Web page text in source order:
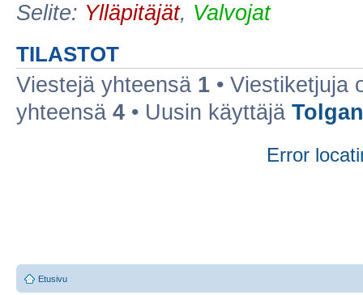
Selite: Ylläpitäjät, Valvojat
TILASTOT
Viestejä yhteensä 1 • Viestiketjuja
yhteensä 4 • Uusin käyttäjä
Error
Etusivu